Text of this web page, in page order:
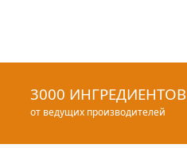
3000 ИНГРЕДИЕНТОВ
от ведущих производителей